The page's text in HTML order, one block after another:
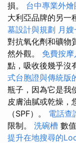
損。 台中專業外
大利亞品牌的另一
墓設計與規劃 月
對抗氧化劑和礦物
然外觀。 免費按
點，吸收後幾乎沒
式台胞證與傳統版
瓶子，因為它是我
皮膚油膩或乾燥，
（SPF）。 電話查
限制。 洗碗槽 數
提升在地搜尋的